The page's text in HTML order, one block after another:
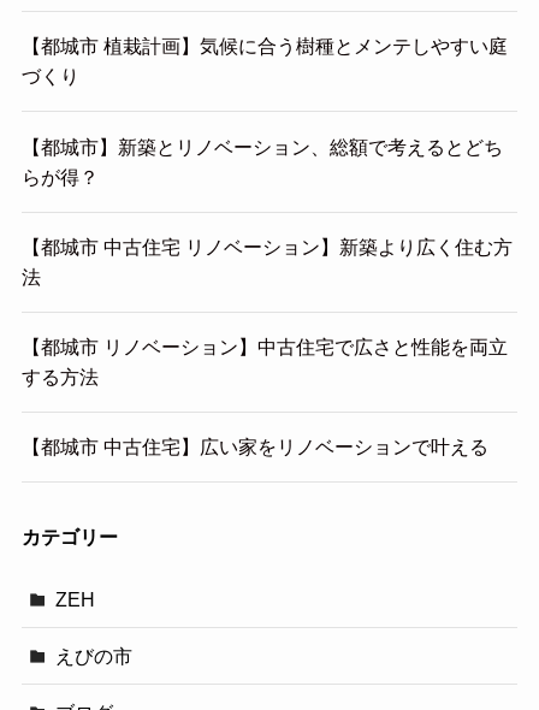
【都城市 植栽計画】気候に合う樹種とメンテしやすい庭
づくり
【都城市】新築とリノベーション、総額で考えるとどち
らが得？
【都城市 中古住宅 リノベーション】新築より広く住む方
法
【都城市 リノベーション】中古住宅で広さと性能を両立
する方法
【都城市 中古住宅】広い家をリノベーションで叶える
カテゴリー
ZEH
えびの市